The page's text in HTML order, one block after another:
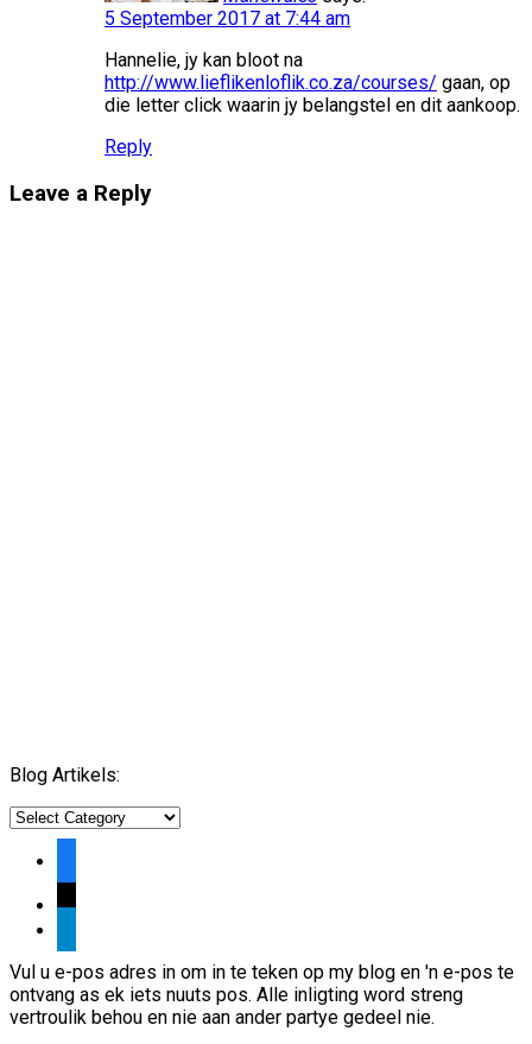
5 September 2017 at 7:44 am
Hannelie, jy kan bloot na
http://www.lieflikenloflik.co.za/courses/ gaan, op
die letter click waarin jy belangstel en dit aankoop.
Reply
Leave a Reply
Blog Artikels:
Argief
Vul u e-pos adres in om in te teken op my blog en 'n e-pos te
ontvang as ek iets nuuts pos. Alle inligting word streng
vertroulik behou en nie aan ander partye gedeel nie.